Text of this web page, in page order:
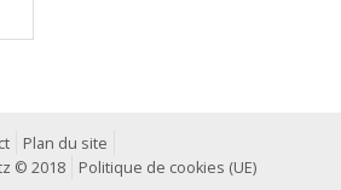
Plan du site
© 2018
Politique de cookies (UE)